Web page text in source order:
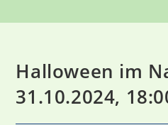
Halloween im
31.10.2024,